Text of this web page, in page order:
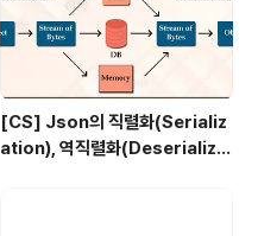
[CS] Json의 직렬화(Serializ
ation), 역직렬화(Deserializa